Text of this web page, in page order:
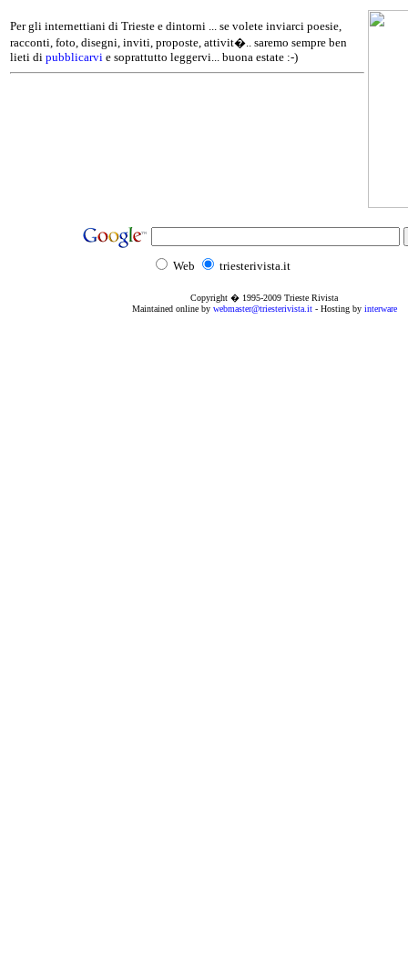
Per gli internettiani di Trieste e dintorni ... se volete inviarci poesie,
racconti, foto, disegni, inviti, proposte, attivit�.. saremo sempre ben
lieti di pubblicarvi e soprattutto leggervi... buona estate :-)
Web triesterivista.it
Copyright � 1995-2009 Trieste Rivista
Maintained online by webmaster@triesterivista.it- Hosting by interware